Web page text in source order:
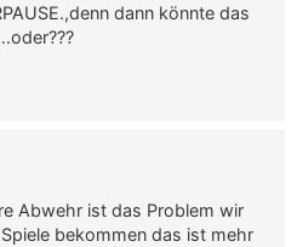
dann könnte das
Abwehr ist das Problem wir
bekommen das ist mehr